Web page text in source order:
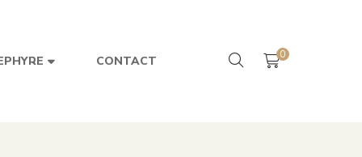
CONTACT 0